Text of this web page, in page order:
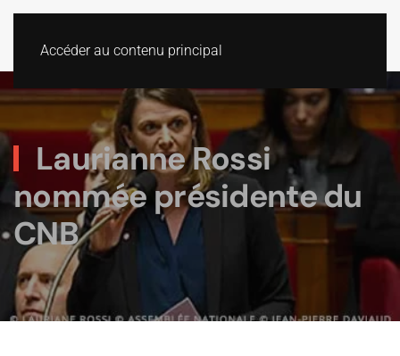
Accéder au contenu principal
Laurianne Rossi
nommée présidente du
CNB